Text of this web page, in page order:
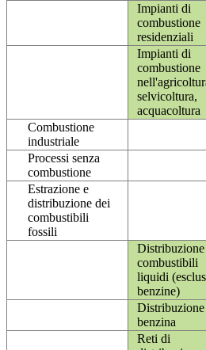
Impianti di
combustione
residenziali
Impianti di
combustione
selvicoltura,
acquacoltura
Combustione
industriale
Processi senza
combustione
Estrazione e
distribuzione dei
combustibili
fossili
combustibili
liquidi
benzine)
benzina
Reti di